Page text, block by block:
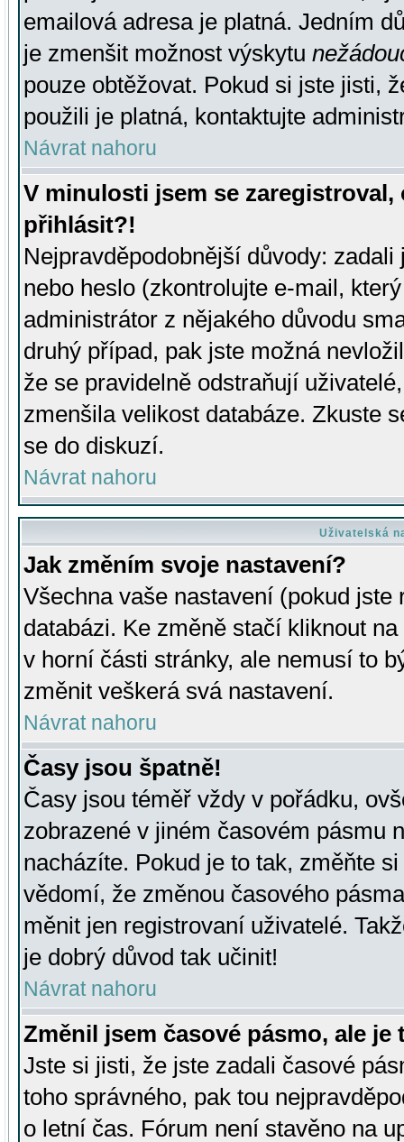
emailová adresa je platná. Jedním
je zmenšit možnost výskytu
pouze obtěžovat. Pokud si jste jisti,
použili je platná, kontaktujte
Návrat nahoru
V minulosti jsem se
přihlásit?!
Nejpravděpodobnější důvody:
nebo heslo (zkontrolujte e-mail,
administrátor z nějakého důvodu
druhý případ, pak jste možná
že se pravidelně odstraňují
zmenšila velikost databáze. Zkuste
se do diskuzí.
Návrat nahoru
Uživatelská
Jak změním svoje nastavení?
Všechna vaše nastavení (pokud
databázi. Ke změně stačí kliknout
v horní části stránky, ale nemusí to
změnit veškerá svá nastavení.
Návrat nahoru
Časy jsou špatně!
Časy jsou téměř vždy v pořádku,
zobrazené v jiném časovém pásmu
nacházíte. Pokud je to tak, změňte
vědomí, že změnou časového
měnit jen registrovaní uživatelé.
je dobrý důvod tak učinit!
Návrat nahoru
Změnil jsem časové pásmo, ale je
Jste si jisti, že jste zadali časové
toho správného, pak tou
o letní čas. Fórum není stavěno na